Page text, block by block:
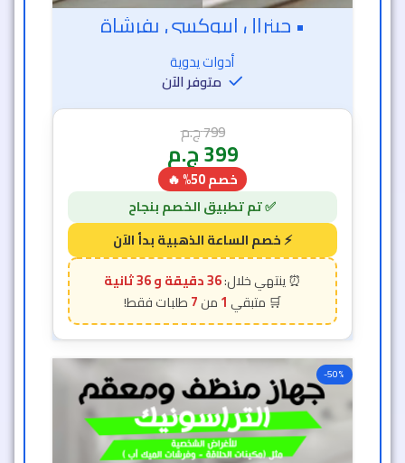
36 دقيقة و 33 ثانية
1
7